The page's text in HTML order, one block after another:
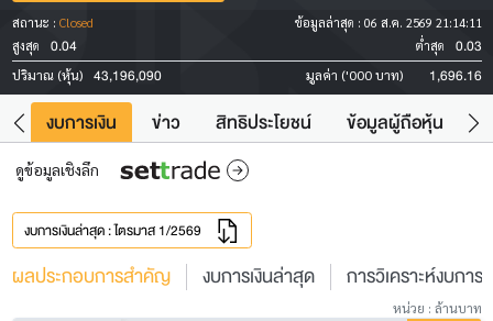
สถานะ : Closed ข้อมูลล่าสุด : 06 ส.ค. 2569 21:14:11
สูงสุด
0.04 ต่ำสุด 0.03
ปริมาณ (หุ้น) 43,196,090 มูลค่า ('000 บาท) 1,696.16
งบการเงิน ข่าว สิทธิประโยชน์ ข้อมูลผู้ถือหุ้น
ดูข้อมูลเชิงลึก
งบการเงินล่าสุด : ไตรมาส 1/2569
ผลประกอบการสำคัญ งบการเงินล่าสุด การวิเคราะห์งบการ
หน่วย : ล้านบาท